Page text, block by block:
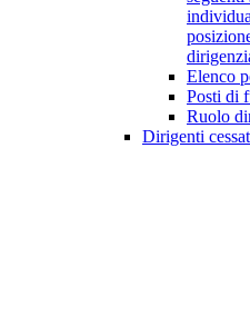
Elenco
Posti di
Ruolo
Dirigenti